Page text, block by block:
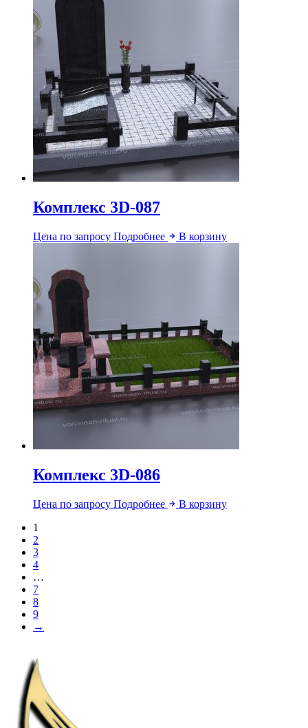
Комплекс 3D-087
Цена по запросу Подробнее В корзину
Комплекс 3D-086
Цена по запросу Подробнее
В корзину
1
2
3
4
…
7
8
9
→